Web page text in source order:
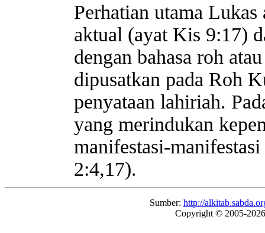
Perhatian utama
aktual (ayat Kis 9:17)
dengan bahasa roh
dipusatkan pada Roh
penyataan lahiriah.
yang merindukan
manifestasi-
2:4,17).
Sumber: http://
Copyright © 2005-